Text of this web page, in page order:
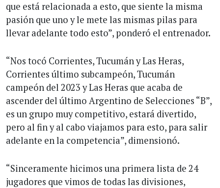
que está relacionada a esto, que siente la misma
pasión que uno y le mete las mismas pilas para
llevar adelante todo esto”, ponderó el entrenador.
“Nos tocó Corrientes, Tucumán y Las Heras,
Corrientes último subcampeón, Tucumán
campeón del 2023 y Las Heras que acaba de
ascender del último Argentino de Selecciones “B”,
es un grupo muy competitivo, estará divertido,
pero al fin y al cabo viajamos para esto, para salir
adelante en la competencia”, dimensionó.
“Sinceramente hicimos una primera lista de 24
jugadores que vimos de todas las divisiones,